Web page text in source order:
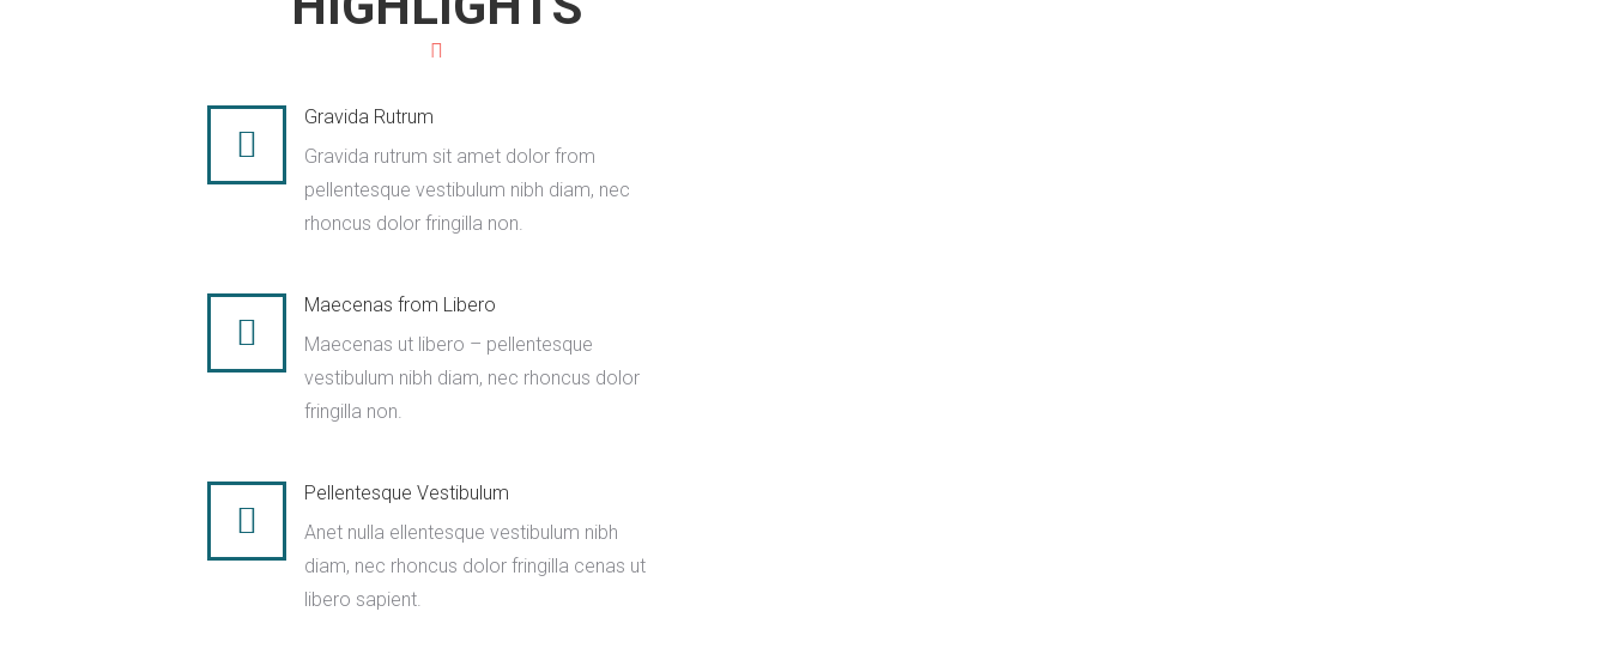
Gravida Rutrum
Gravida rutrum sit amet dolor from
pellentesque vestibulum nibh diam, nec
rhoncus dolor fringilla non.
Maecenas from Libero
Maecenas ut libero – pellentesque
vestibulum nibh diam, nec rhoncus dolor
fringilla non.
Pellentesque Vestibulum
Anet nulla ellentesque vestibulum nibh
diam, nec rhoncus dolor fringilla cenas ut
libero sapient.